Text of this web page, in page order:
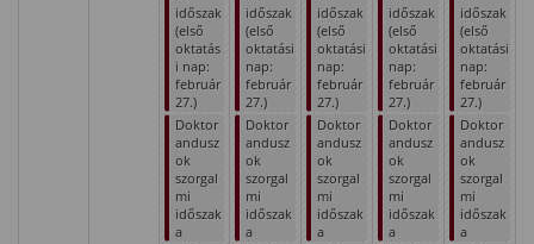
időszak
(első
oktatás
i nap:
február
27.)
Doktor
andusz
ok
szorgal
mi
időszak
a
időszak
(első
oktatási
nap:
február
27.)
Doktor
andusz
ok
szorgal
mi
időszak
a
időszak
(első
oktatási
nap:
február
27.)
Doktor
andusz
ok
szorgal
mi
időszak
a
időszak
(első
oktatási
nap:
február
27.)
Doktor
andusz
ok
szorgal
mi
időszak
a
időszak
(első
oktatási
nap:
február
27.)
Doktor
andusz
ok
szorgal
mi
időszak
a